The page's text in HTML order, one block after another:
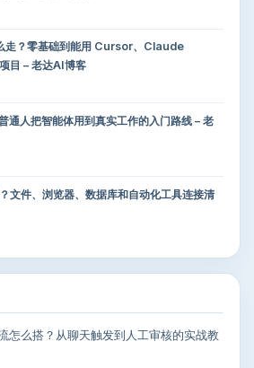
走？零基础到能用 Cursor、Claude
目 – 老达AI博客
通人把智能体用到真实工作的入门路线 – 老
文件、浏览器、数据库和自动化工具连接清
怎么搭？从聊天触发到人工审核的实战教